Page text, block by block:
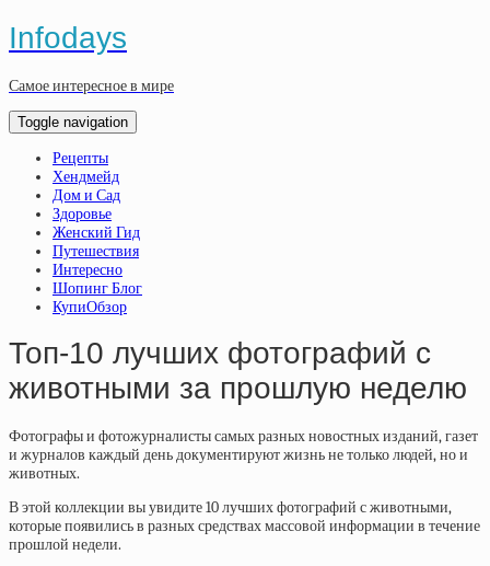
Infodays
Самое интересное в мире
Toggle navigation
Рецепты
Хендмейд
Дом и Сад
Здоровье
Женский Гид
Путешествия
Интересно
Шопинг Блог
КупиОбзор
Топ-10 лучших фотографий с
животными за прошлую неделю
Фотографы и фотожурналисты самых разных новостных изданий, газет
и журналов каждый день документируют жизнь не только людей, но и
животных.
В этой коллекции вы увидите 10 лучших фотографий с животными,
которые появились в разных средствах массовой информации в течение
прошлой недели.